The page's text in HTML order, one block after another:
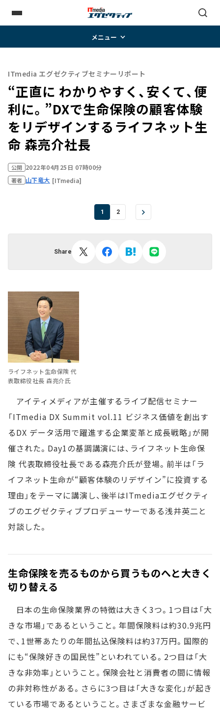
メニュー
ITmedia エグゼクティブセミナーリポート
“正直に わかりやすく、安くて、便
利に。”DXで生命保険の顧客体験
をリデザインする――ライフネット生
命 森亮介社長
公開 2022年04月25日 07時00分
著者 山下竜大 [ITmedia]
1 2
Share
ライフネット生命保険 代
表取締役社長 森亮介氏
アイティメディアが主催するライブ配信セミナー
「ITmedia DX Summit vol.11 ビジネス価値を創出す
るDX データ活用で躍進する企業変革と成長戦略」が開
催された。Day1の基調講演には、ライフネット生命保
険 代表取締役社長である森亮介氏が登場。前半は「ラ
イフネット生命が“顧客体験のリデザイン”に投資する
理由」をテーマに講演し、後半はITmediaエグゼクティ
ブのエグゼクティブプロデューサーである浅井英二と
対談した。
生命保険を売るものから買うものへと大きく
切り替える
日本の生命保険業界の特徴は大きく3つ。1つ目は「大
きな市場」であるということ。年間保険料は約30.9兆円
で、1世帯あたりの年間払込保険料は約37万円。国際的
にも“保険好きの国民性”といわれている。2つ目は「大
きな非効率」ということ。保険会社と消費者の間に情報
の非対称性がある。さらに3つ目は「大きな変化」が起き
ている市場であるということ。さまざまな金融サービ